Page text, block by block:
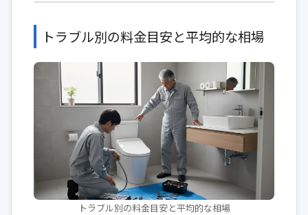
トラブル別の料金目安と平均的な相場
トラブル別の料金目安と平均的な相場